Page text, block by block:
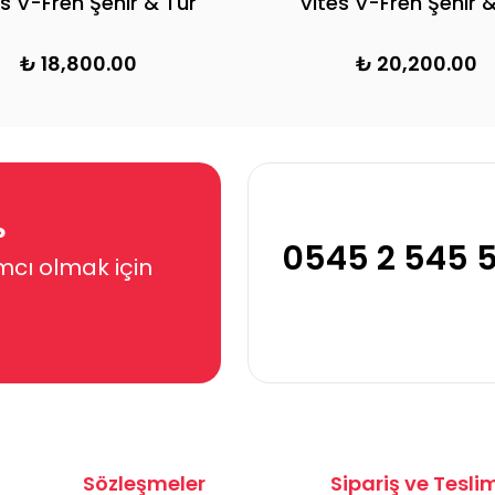
₺ 15,100.00
₺
olmak için 0545 2 545
Sözleşmeler Sipariş ve